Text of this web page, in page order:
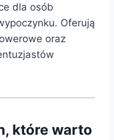
dla osób
Oferują
oraz
które warto